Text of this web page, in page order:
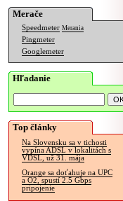
Merače
Speedmeter Merania
Pingmeter
Googlemeter
Hľadanie
Top články
Na Slovensku sa v tichosti
vypína ADSL v lokalitách s
VDSL, už 31. mája
Orange sa doťahuje na UPC
a O2, spustí 2.5 Gbps
pripojenie